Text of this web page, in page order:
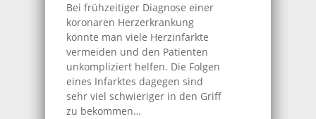
Bei frühzeitiger Diagnose einer
koronaren Herzerkrankung
könnte man viele Herzinfarkte
vermeiden und den Patienten
unkompliziert helfen. Die Folgen
eines Infarktes dagegen sind
sehr viel schwieriger in den Griff
zu bekommen…